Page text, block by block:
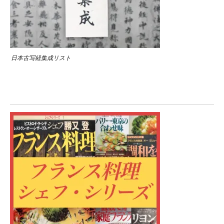
日本古写経集成リスト